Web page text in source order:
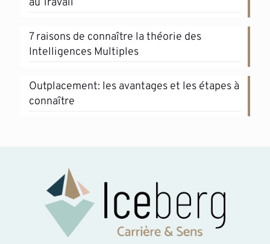
7 raisons de connaître la théorie des
Intelligences Multiples
Outplacement: les avantages et les étapes à
connaître